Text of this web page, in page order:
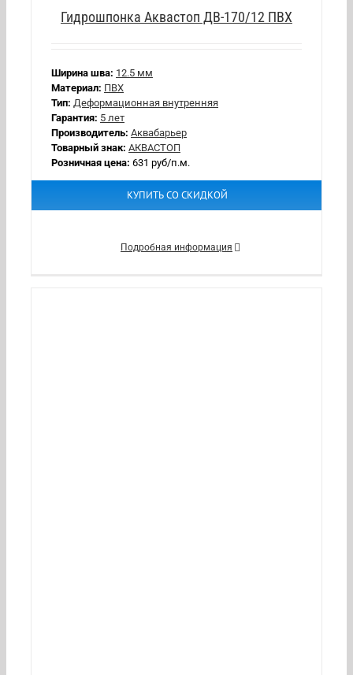
Гидрошпонка Аквастоп ДВ-170/12 ПВХ
Ширина шва: 12.5 мм
Материал: ПВХ
Тип: Деформационная внутренняя
Гарантия: 5 лет
Производитель: Аквабарьер
Товарный знак: АКВАСТОП
Розничная цена: 631 руб/п.м.
КУПИТЬ СО СКИДКОЙ
Подробная информация